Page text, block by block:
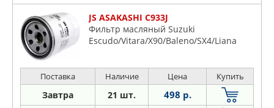
JS ASAKASHI C933J
Фильтр масляный Suzuki
Escudo/Vitara/X90/Baleno/SX4/Liana
Поставка Наличие Цена Купить
Завтра 21 шт. 498 р.